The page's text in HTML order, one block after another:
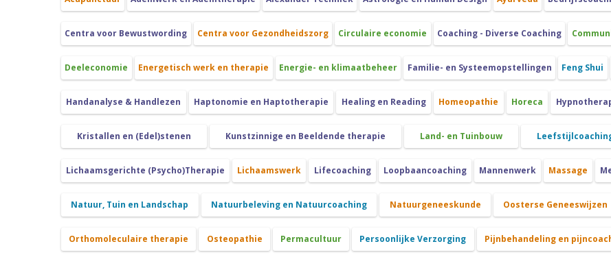
Centra voor Bewustwording Centra voor Gezondheidszorg Circulaire economie Coaching - Diverse Coaching
Deeleconomie Energetisch werk en therapie Energie- en klimaatbeheer Familie- en Systeemopstellingen Feng Shui
Handanalyse & Handlezen Haptonomie en Haptotherapie Healing en Reading Homeopathie Horeca
Kristallen en (Edel)stenen Kunstzinnige en Beeldende therapie Land- en Tuinbouw
Lichaamsgerichte (Psycho)Therapie Lichaamswerk Lifecoaching Loopbaancoaching Mannenwerk Massage
Natuur, Tuin en Landschap Natuurbeleving en Natuurcoaching Natuurgeneeskunde Oosterse Geneeswijzen
Orthomoleculaire therapie Osteopathie Permacultuur Persoonlijke Verzorging Pijnbehandeling en